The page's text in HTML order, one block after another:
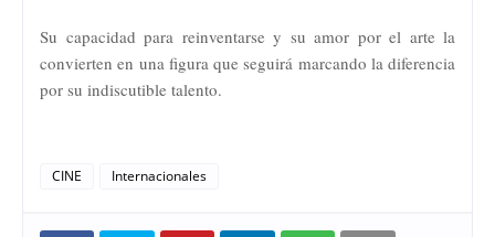
Su capacidad para reinventarse y su amor por el arte la
convierten en una figura que seguirá marcando la diferencia
por su indiscutible talento.
CINE Internacionales